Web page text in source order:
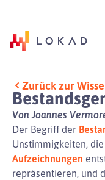
Zurück zur
Von Joannes
Der Begriff der
Unstimmigkeiten,
Aufzeichnungen
repräsentieren, und